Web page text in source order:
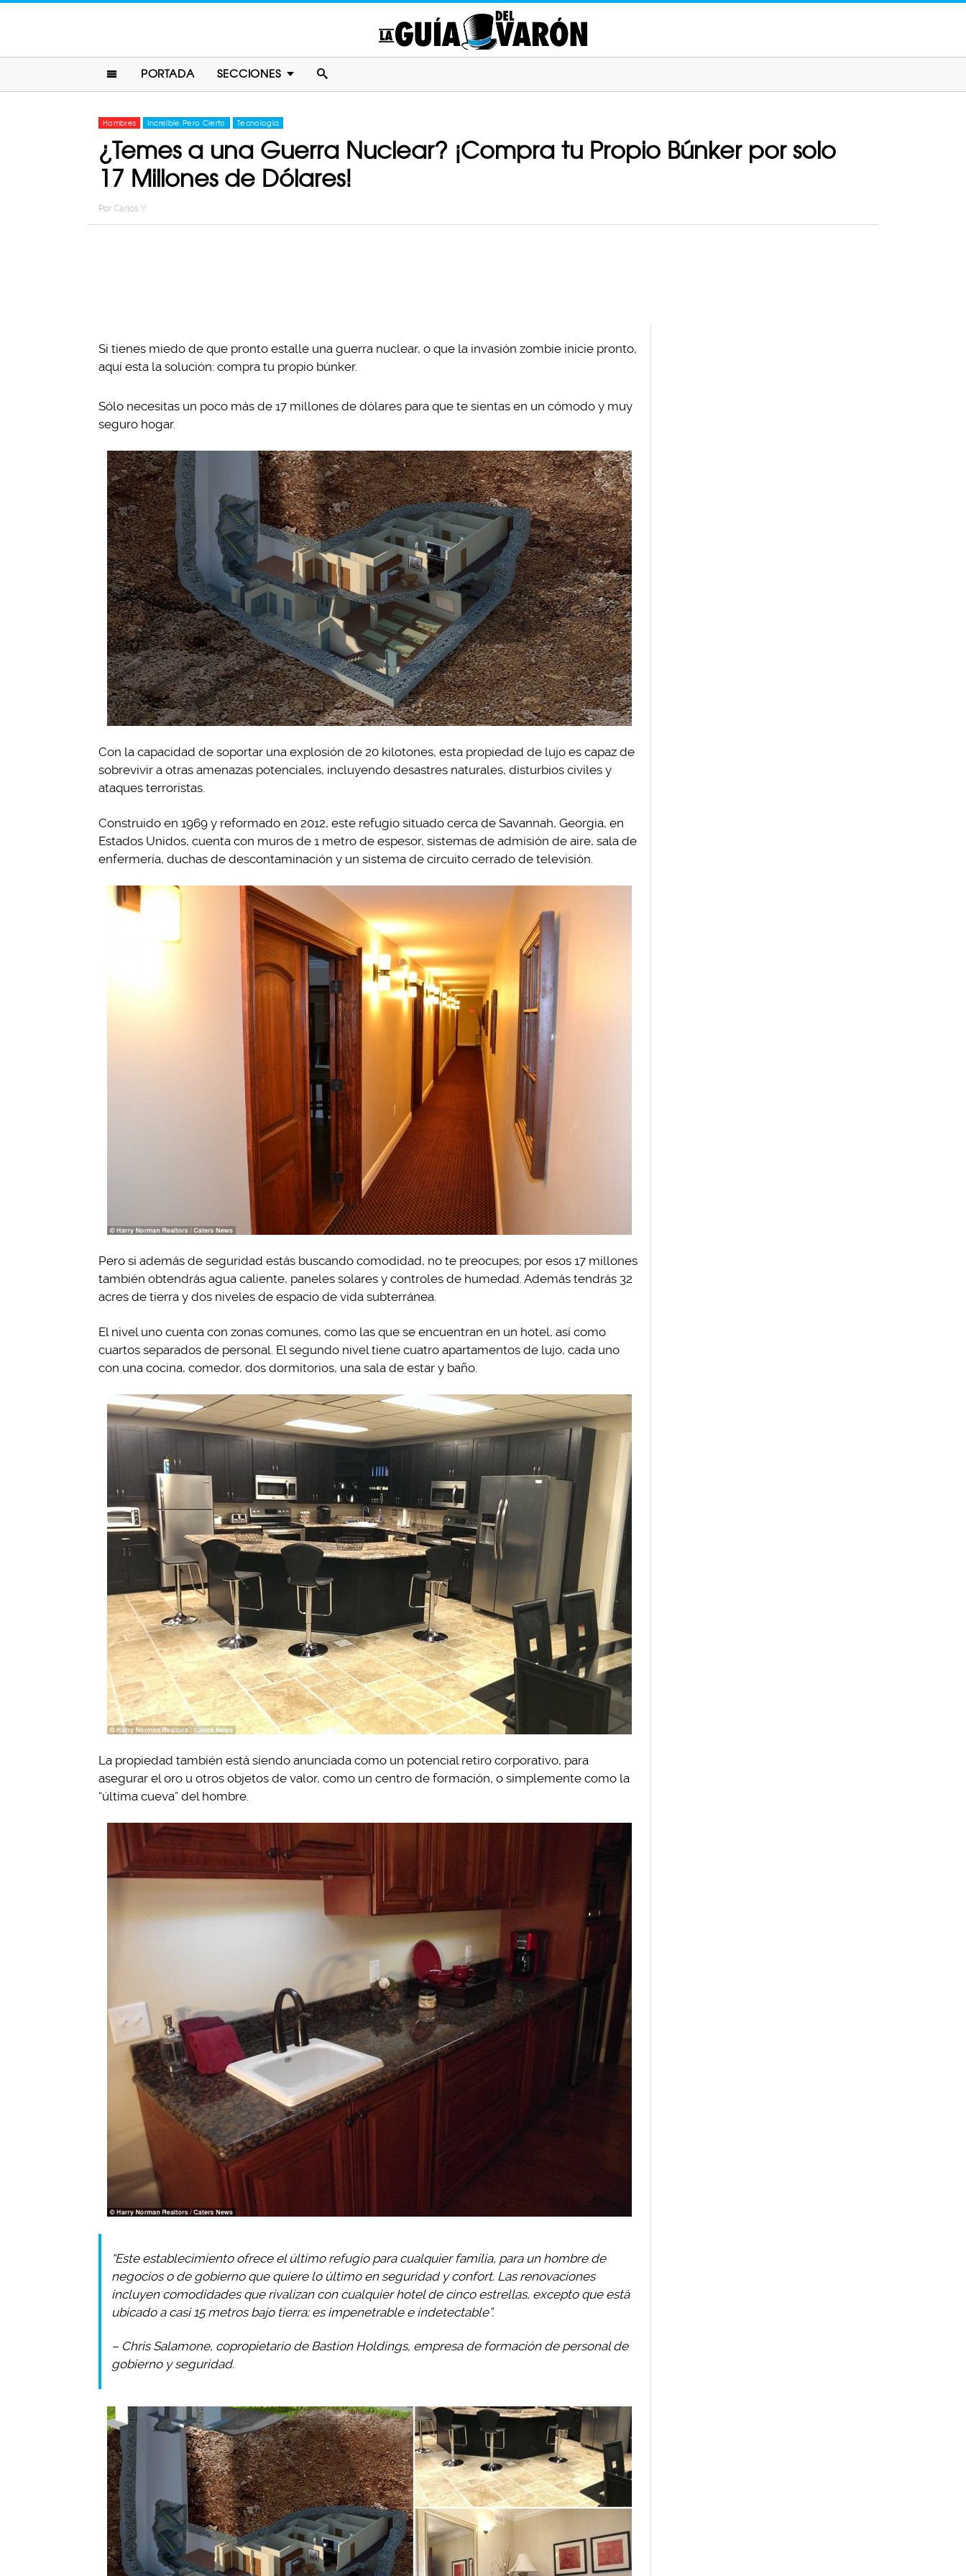
PORTADA SECCIONES
Hombres Increíble Pero Cierto Tecnología
¿Temes a una Guerra Nuclear? ¡Compra tu Propio Búnker por solo
17 Millones de Dólares!
Por Carlos Y
Si tienes miedo de que pronto estalle una guerra nuclear, o que la invasión zombie inicie pronto,
aquí esta la solución: compra tu propio búnker.
Sólo necesitas un poco más de 17 millones de dólares para que te sientas en un cómodo y muy
seguro hogar.
Con la capacidad de soportar una explosión de 20 kilotones, esta propiedad de lujo es capaz de
sobrevivir a otras amenazas potenciales, incluyendo desastres naturales, disturbios civiles y
ataques terroristas.
Construido en 1969 y reformado en 2012, este refugio situado cerca de Savannah, Georgia, en
Estados Unidos, cuenta con muros de 1 metro de espesor, sistemas de admisión de aire, sala de
enfermería, duchas de descontaminación y un sistema de circuito cerrado de televisión.
Pero si además de seguridad estás buscando comodidad, no te preocupes; por esos 17 millones
también obtendrás agua caliente, paneles solares y controles de humedad. Además tendrás 32
acres de tierra y dos niveles de espacio de vida subterránea.
El nivel uno cuenta con zonas comunes, como las que se encuentran en un hotel, así como
cuartos separados de personal. El segundo nivel tiene cuatro apartamentos de lujo, cada uno
con una cocina, comedor, dos dormitorios, una sala de estar y baño.
La propiedad también está siendo anunciada como un potencial retiro corporativo, para
asegurar el oro u otros objetos de valor, como un centro de formación, o simplemente como la
“última cueva” del hombre.
“Este establecimiento ofrece el último refugio para cualquier familia, para un hombre de
negocios o de gobierno que quiere lo último en seguridad y confort. Las renovaciones
incluyen comodidades que rivalizan con cualquier hotel de cinco estrellas, excepto que está
ubicado a casi 15 metros bajo tierra; es impenetrable e indetectable”.
– Chris Salamone, copropietario de Bastion Holdings, empresa de formación de personal de
gobierno y seguridad.